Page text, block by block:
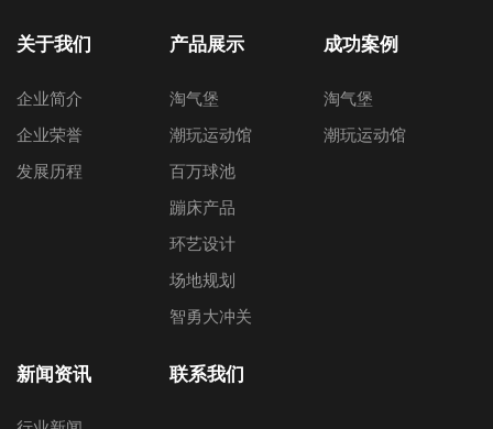
关于我们
企业简介
企业荣誉
发展历程
产品展示
淘气堡
潮玩运动馆
百万球池
蹦床产品
环艺设计
场地规划
智勇大冲关
成功案例
淘气堡
潮玩运动馆
新闻资讯 联系我们